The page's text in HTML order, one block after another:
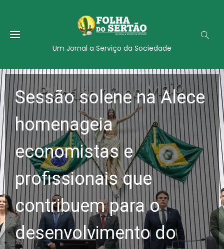
Um Jornal a Serviço da Sociedade
Sessão solene na Alece
homenageia
economistas e
profissionais que
contribuem para o
desenvolvimento do